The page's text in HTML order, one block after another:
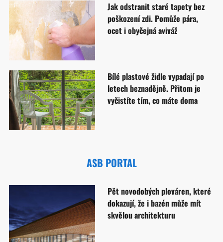
Jak odstranit staré tapety bez
poškození zdi. Pomůže pára,
ocet i obyčejná aviváž
Bílé plastové židle vypadají po
letech beznadějně. Přitom je
vyčistíte tím, co máte doma
ASB PORTAL
Pět novodobých plováren, které
dokazují, že i bazén může mít
skvělou architekturu